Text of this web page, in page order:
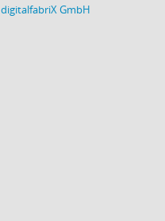
digitalfabriX GmbH